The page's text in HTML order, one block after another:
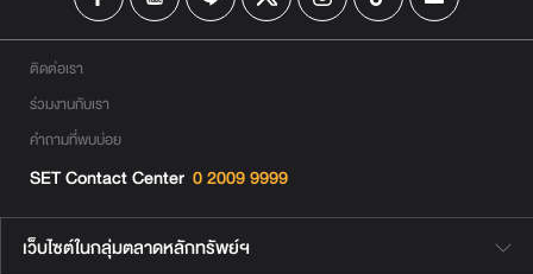
ติดต่อเรา
ร่วมงานกับเรา
คำถามที่พบบ่อย
SET Contact Center 0 2009 9999
เว็บไซต์ในกลุ่มตลาดหลักทรัพย์ฯ